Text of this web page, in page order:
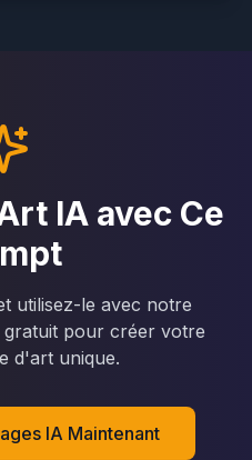
IA avec Ce
utilisez-le avec notre
pour créer votre
d'art unique.
IA Maintenant